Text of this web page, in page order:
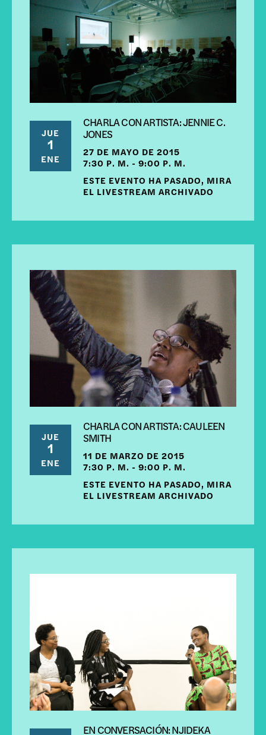
JUE
1
ENE
CHARLA CON ARTISTA: JENNIE C.
JONES
27 DE MAYO DE 2015
7:30 P. M. - 9:00 P. M.
ESTE EVENTO HA PASADO, MIRA
EL LIVESTREAM ARCHIVADO
JUE
1
ENE
CHARLA CON ARTISTA: CAULEEN
SMITH
11 DE MARZO DE 2015
7:30 P. M. - 9:00 P. M.
ESTE EVENTO HA PASADO, MIRA
EL LIVESTREAM ARCHIVADO
EN CONVERSACIÓN: NJIDEKA